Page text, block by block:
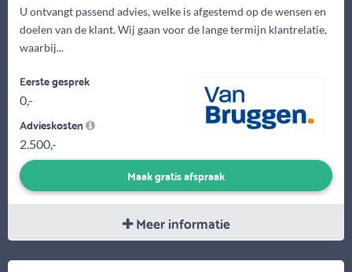
U ontvangt passend advies, welke is afgestemd op de wensen en
doelen van de klant. Wij gaan voor de lange termijn klantrelatie,
waarbij...
Eerste gesprek
0,-
Advieskosten
2.500,-
Maak gratis afspraak
Meer informatie